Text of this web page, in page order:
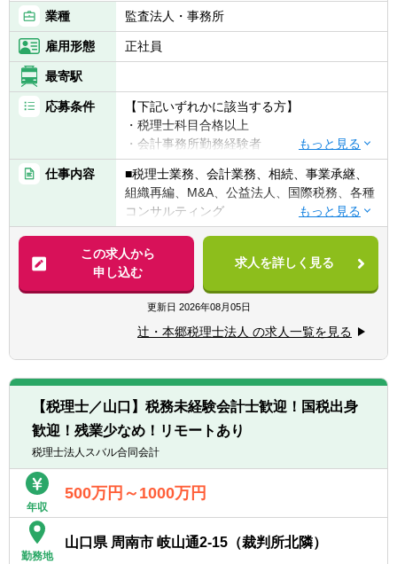
業種 監査法人・事務所
雇用形態 正社員
最寄駅
応募条件
【下記いずれかに該当する方】
・税理士科目合格以上
・会計事務所勤務経験者
・公認会計士（監査経験1年以上ある方)※税
務業務未経験会計士の方も歓迎いたしま
す！！
・普通自動車免許
【求める人物像】
■税務・会計にとどまらず、総合的な観点か
ら経営コンサルティングに携りたい方
■経験・能力をフルに発揮できる環境で働き
【部署異動について】
■フリーエージェント制度
・年に2回上司を通さずに直接人事へ依頼を
出すことが可能です。
・希望が通る確率はおおよそ約60％程度で
・また、全国に拠点があるため、ご家庭の事
情によって比較的自由に変更することが可能
です。
仕事内容
■税理士業務、会計業務、相続、事業承継、
組織再編、M&A、公益法人、国際税務、各種
コンサルティング
【法人全体の特色】
■業界トップレベルの規模でお客様に対して
サービス提供しています。
■チーム連携：税理士、公認会計士、中小企
業診断士など、税務・会計に関わる様々な分
野のエキスパートが集結し、案件によって
は、互いにチームを組んで業務を進めること
があります。
■広範囲な取扱業務
一般企業をはじめ、医療法人、公益法人、社
会福祉法人、地方公共団体、海外法人、個人
と幅広いお客様に対して、税務・会計サービ
スを提供しています。
この求人から
申し込む
求人を詳しく見る
更新日 2026年08月05日
辻・本郷税理士法人 の求人一覧を見る
【税理士／山口】税務未経験会計士歓迎！国税出身
歓迎！残業少なめ！リモートあり
税理士法人スバル合同会計
年収
500万円～1000万円
勤務地
山口県 周南市 岐山通2-15（裁判所北隣）